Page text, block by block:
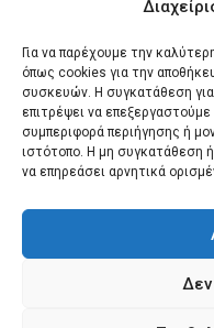
Για να παρέχουμε την
όπως cookies για την
συσκευών. Η συγκατάθεση
επιτρέψει να
συμπεριφορά περιήγησης ή
ιστότοπο. Η μη συγκατάθεση
να επηρεάσει αρνητικά